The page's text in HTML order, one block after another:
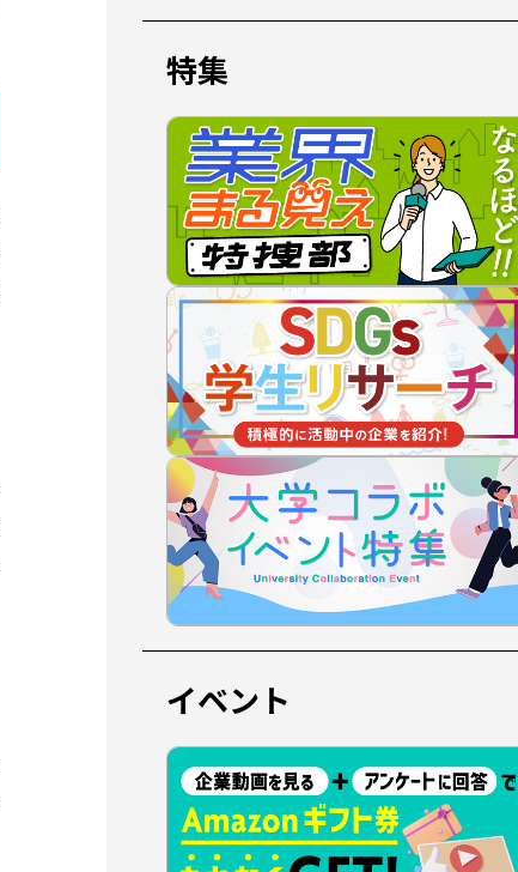
特集
イベント